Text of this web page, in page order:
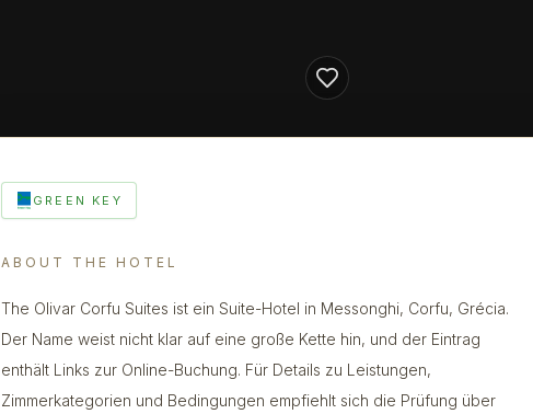
GREEN KEY
ABOUT THE HOTEL
The Olivar Corfu Suites ist ein Suite-Hotel in Messonghi, Corfu, Grécia.
Der Name weist nicht klar auf eine große Kette hin, und der Eintrag
enthält Links zur Online-Buchung. Für Details zu Leistungen,
Zimmerkategorien und Bedingungen empfiehlt sich die Prüfung über